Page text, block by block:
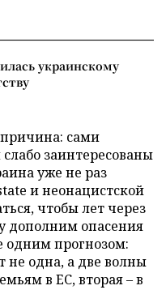
украинскому
сами
заинтересованы
уже не раз
и неонацистской
чтобы лет через
дополним опасения
одним прогнозом:
не одна, а две волны
в ЕС, вторая – в